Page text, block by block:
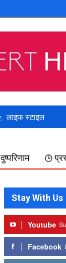
लाइफ स्टाइल
नगर निगम
Stay With Us
Youtube
Facebook